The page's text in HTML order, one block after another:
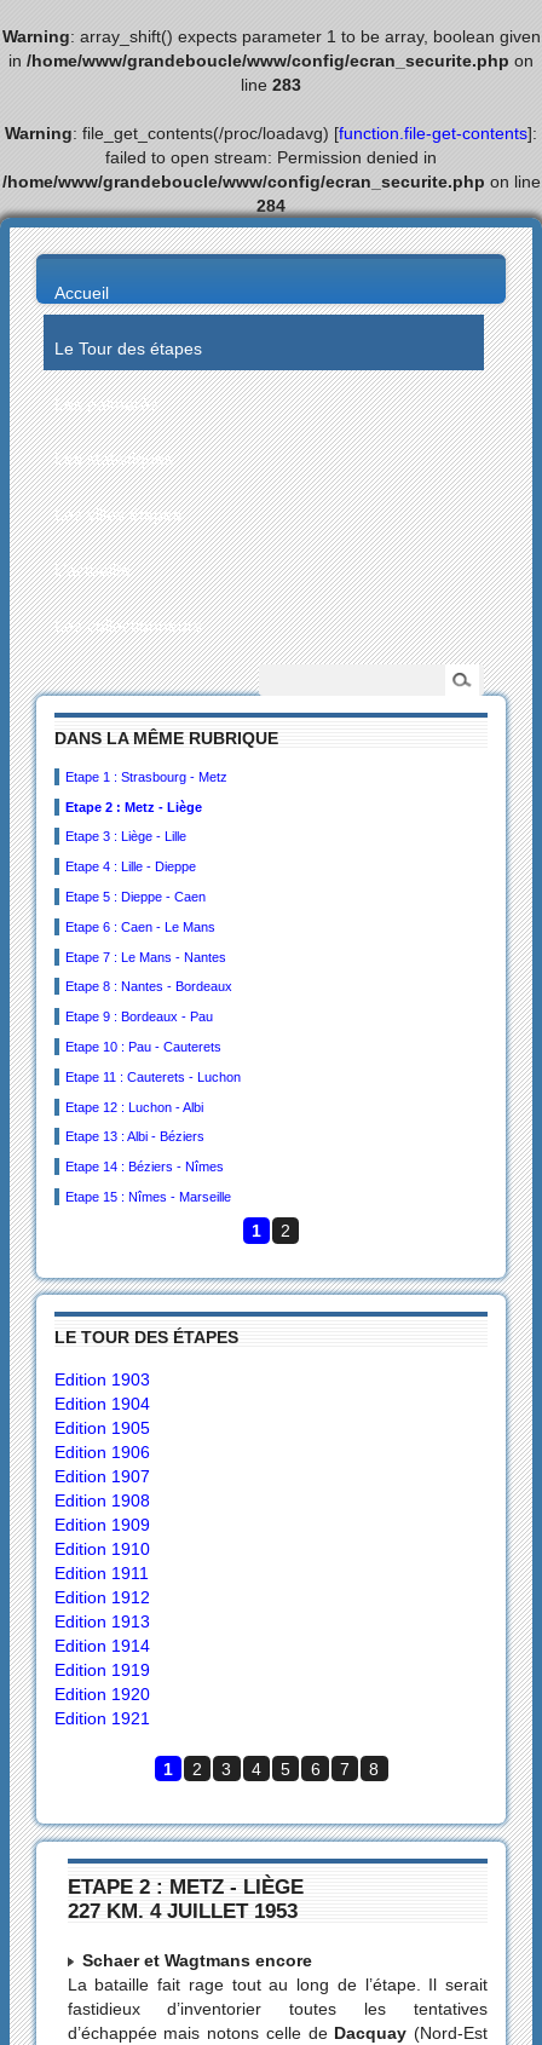
Warning: array_shift() expects parameter 1 to be array, boolean given
in /home/www/grandeboucle/www/config/ecran_securite.php on
line 283
Warning: file_get_contents(/proc/loadavg) [function.file-get-contents]:
failed to open stream: Permission denied in
/home/www/grandeboucle/www/config/ecran_securite.php on line
284
Accueil
Le Tour des étapes
Les palmarès
Les statistiques
Les villes étapes
L’actualité
Les collectionneurs
DANS LA MÊME RUBRIQUE
Etape 1 : Strasbourg - Metz
Etape 2 : Metz - Liège
Etape 3 : Liège - Lille
Etape 4 : Lille - Dieppe
Etape 5 : Dieppe - Caen
Etape 6 : Caen - Le Mans
Etape 7 : Le Mans - Nantes
Etape 8 : Nantes - Bordeaux
Etape 9 : Bordeaux - Pau
Etape 10 : Pau - Cauterets
Etape 11 : Cauterets - Luchon
Etape 12 : Luchon - Albi
Etape 13 : Albi - Béziers
Etape 14 : Béziers - Nîmes
Etape 15 : Nîmes - Marseille
1 2
LE TOUR DES ÉTAPES
Edition 1903
Edition 1904
Edition 1905
Edition 1906
Edition 1907
Edition 1908
Edition 1909
Edition 1910
Edition 1911
Edition 1912
Edition 1913
Edition 1914
Edition 1919
Edition 1920
Edition 1921
1 2 3 4 5 6 7 8
ETAPE 2 : METZ - LIÈGE
227 KM. 4 JUILLET 1953
Schaer et Wagtmans encore
La bataille fait rage tout au long de l’étape. Il serait
fastidieux d’inventorier toutes les tentatives
d’échappée mais notons celle de Dacquay (Nord-Est